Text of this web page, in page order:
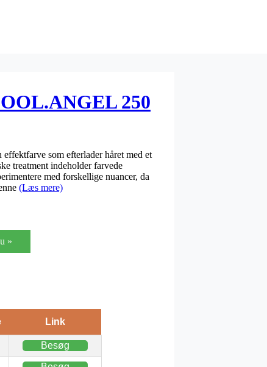
250
som efterlader håret med et
treatment indeholder farvede
med forskellige nuancer, da
(Læs mere)
»
Link
Besøg